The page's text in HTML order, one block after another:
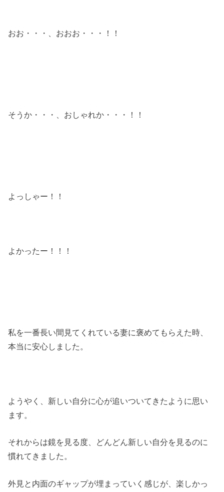
おお・・・、おおお・・・！！
そうか・・・、おしゃれか・・・！！
よっしゃー！！
よかったー！！！
私を一番長い間見てくれている妻に褒めてもらえた時、
本当に安心しました。
ようやく、新しい自分に心が追いついてきたように思い
ます。
それからは鏡を見る度、どんどん新しい自分を見るのに
慣れてきました。
外見と内面のギャップが埋まっていく感じが、楽しかっ